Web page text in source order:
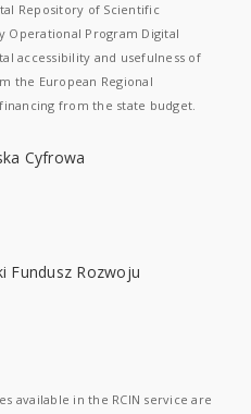
Repository of Scientific
Operational Program Digital
accessibility and usefulness of
the European Regional
from the state budget.
available in the RCIN service are